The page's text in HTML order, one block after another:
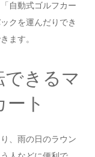
自動式ゴルフカー
クを運んだりでき
ます。
できるマ
ト
、雨の日のラウン